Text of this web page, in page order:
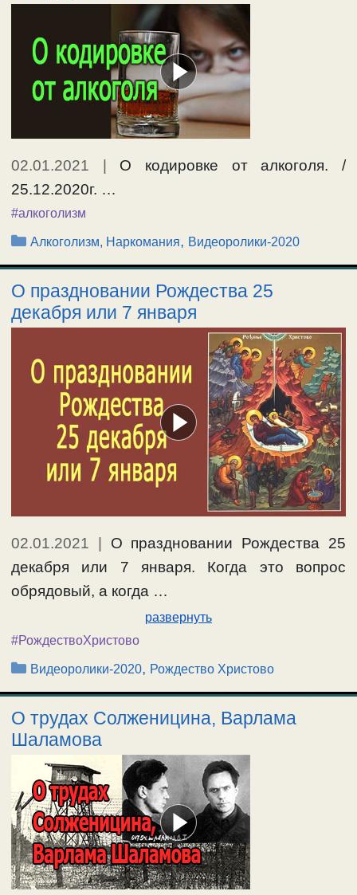
02.01.2021 | О кодировке от алкоголя. /
25.12.2020г. …
#алкоголизм
Рубрики
Алкоголизм, Наркомания, Видеоролики-2020
О праздновании Рождества 25
декабря или 7 января
02.01.2021 | О праздновании Рождества 25
декабря или 7 января. Когда это вопрос
обрядовый, а когда …
развернуть
#РождествоХристово
Рубрики
Видеоролики-2020, Рождество Христово
О трудах Солженицина, Варлама
Шаламова